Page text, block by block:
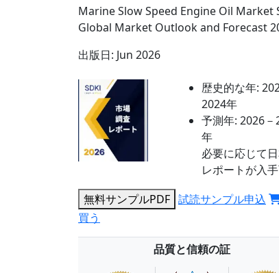
Marine Slow Speed Engine Oil
Global Market Outlook and Forecast
出版日: Jun 2026
歴史的な年:
2024年
予測年: 2026－
年
必要に応じて
レポートが入
無料サンプルPDF 試読サンプル申込
買う
品質と信頼の証